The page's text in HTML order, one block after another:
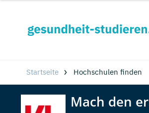
Startseite Hochschulen finden